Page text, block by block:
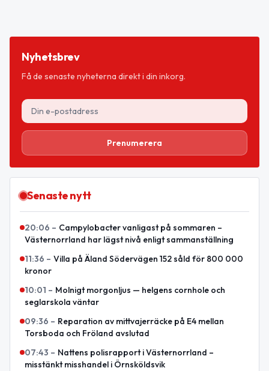
Nyhetsbrev
Få de senaste nyheterna direkt i din inkorg.
Prenumerera
Senaste nytt
20:06 – Campylobacter vanligast på sommaren –
Västernorrland har lägst nivå enligt sammanställning
11:36 – Villa på Äland Södervägen 152 såld för 800 000
kronor
10:01 – Molnigt morgonljus — helgens cornhole och
seglarskola väntar
09:36 – Reparation av mittvajerräcke på E4 mellan
Torsboda och Fröland avslutad
07:43 – Nattens polisrapport i Västernorrland –
misstänkt misshandel i Örnsköldsvik